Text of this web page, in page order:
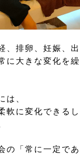
、排卵、妊娠、
に大きな変化を
は、
軟に変化できる
の「常に一定で